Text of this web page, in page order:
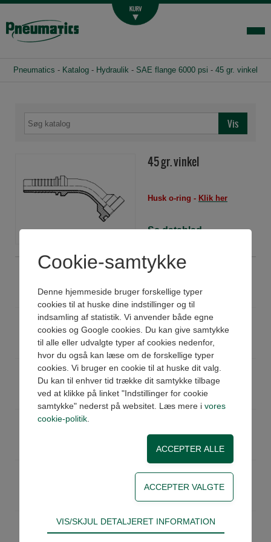
Fittings og slange
Pneumatics - Katalog - Hydraulik - SAE flange 6000 psi - 45 gr. vinkel
45 gr. vinkel
Husk o-ring - Klik her
Se datablad
F45P0808I
SAE 6000 1/2"SLx1/2" 45gr
Pris: 330,59 DKK ex moms
F45P1012I
SAE 6000 5/8"SLx3/4" 45gr
På lager
Pris: 594,31 DKK ex moms
Køb
F45P1212I
SAE 6000 3/4"SLx3/4" 45gr
På lager
Pris: 470,71 DKK ex moms
F45P1216I
Køb
SAE 6000 1"SLx1" 45gr
Køb
F45P1620I
SAE 6000 1"SLx1.1/4" 45gr
Køb
Cookie-samtykke
Denne hjemmeside bruger forskellige typer
cookies til at huske dine indstillinger og til
indsamling af statistik. Vi anvender både egne
cookies og Google cookies. Du kan give samtykke
til alle eller udvalgte typer af cookies nedenfor,
hvor du også kan læse om de forskellige typer
cookies. Vi bruger en cookie til at huske dit valg.
Du kan til enhver tid trække dit samtykke tilbage
ved at klikke på linket "Indstillinger for cookie
samtykke" nederst på websitet. Læs mere i vores
cookie-politik
Teknisk
Tekniske cookies er nødvendige for hjemmesidens
VIS/SKJUL DETALJERET INFORMATION